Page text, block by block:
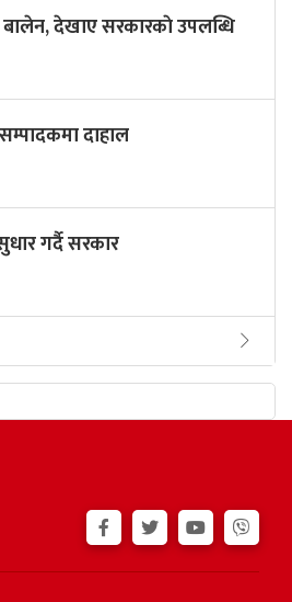
बालेन, देखाए सरकारकाे उपलब्धि
दाहाल
गर्दै सरकार